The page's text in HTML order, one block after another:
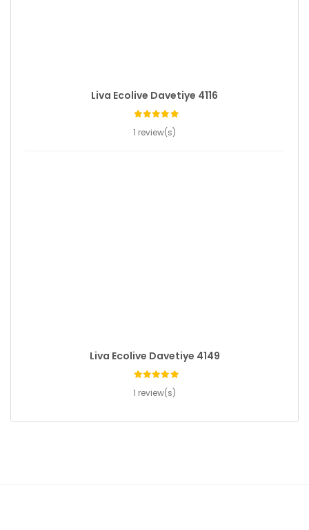
Liva Ecolive Davetiye 4116
1 review(s)
Liva Ecolive Davetiye 4149
1 review(s)